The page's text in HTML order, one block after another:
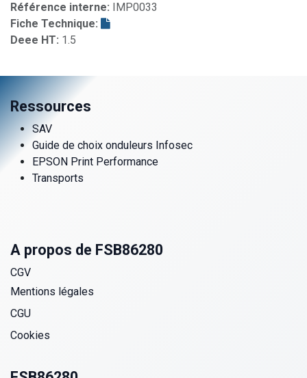
Référence interne: IMP0033
Fiche Technique:
Deee HT: 1.5
Ressources
SAV
Guide de choix onduleurs Infosec
EPSON Print Performance
Transports
A propos de FSB86280
CGV
Mentions légales
CGU
Cookies